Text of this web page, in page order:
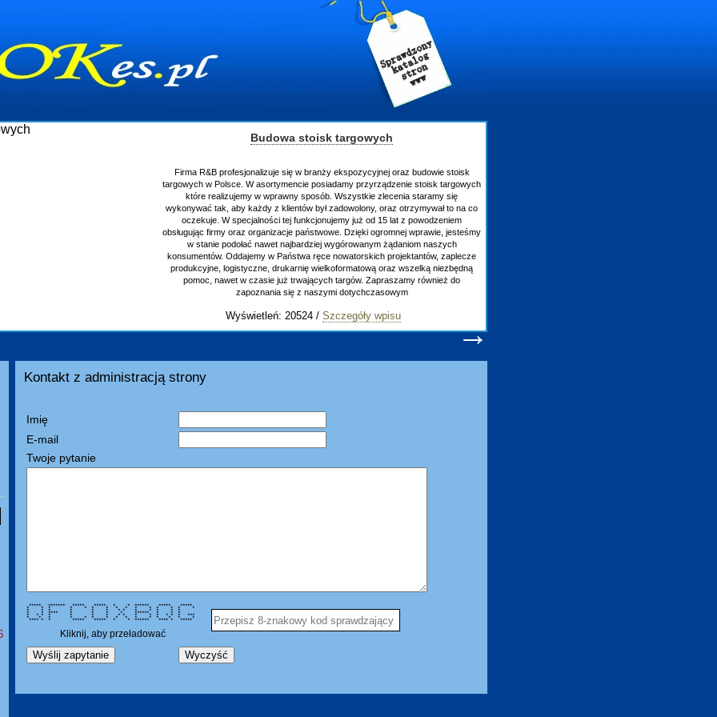
Budowa stoisk targowych
Firma R&B profesjonalizuje się w branży ekspozycyjnej oraz budowie stoisk
targowych w Polsce. W asortymencie posiadamy przyrządzenie stoisk targowych
które realizujemy w wprawny sposób. Wszystkie zlecenia staramy się
wykonywać tak, aby każdy z klientów był zadowolony, oraz otrzymywał to na co
oczekuje. W specjalności tej funkcjonujemy już od 15 lat z powodzeniem
obsługując firmy oraz organizacje państwowe. Dzięki ogromnej wprawie, jesteśmy
w stanie podołać nawet najbardziej wygórowanym żądaniom naszych
konsumentów. Oddajemy w Państwa ręce nowatorskich projektantów, zaplecze
produkcyjne, logistyczne, drukarnię wielkoformatową oraz wszelką niezbędną
pomoc, nawet w czasie już trwających targów. Zapraszamy również do
zapoznania się z naszymi dotychczasowym
Wyświetleń: 20524 / Szczegóły wpisu
→
Kontakt z administracją strony
Imię
E-mail
Twoje pytanie
***** ******* ***** ***** * * ****** ***** *****
* * * * * * * * * * * * * * *
* * * * * * * * * * * * *
* * **** * * * * ****** * * *
* * * * * * * * * * * * * * * ***
* * * * * * * * * * * * * * *
**** * * ***** ***** * * ****** **** * *****
Kliknij, aby przeładować